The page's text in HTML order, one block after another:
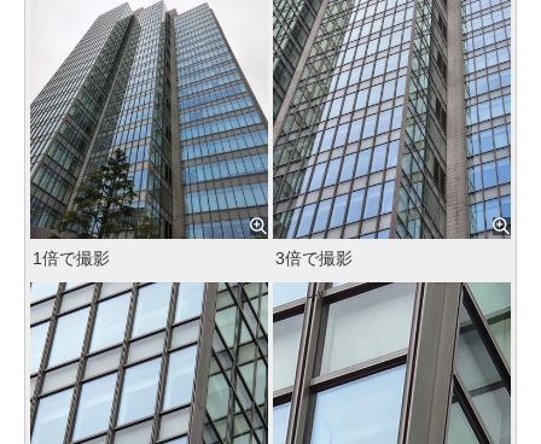
1倍で撮影 3倍で撮影